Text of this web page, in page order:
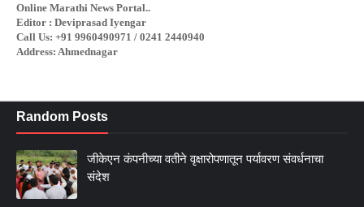
Online Marathi News Portal..
Editor : Deviprasad Iyengar
Call Us: +91 9960490971 / 0241 2440940
Address: Ahmednagar
Random Posts
जीकेएन कंपनीच्या वतीने वृक्षारोपणातून पर्यावरण संवर्धनाचा
संदेश